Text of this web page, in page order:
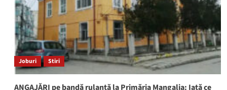
Joburi Stiri
ANGAJĂRI pe bandă rulantă la Primăria Mangalia: Iată ce